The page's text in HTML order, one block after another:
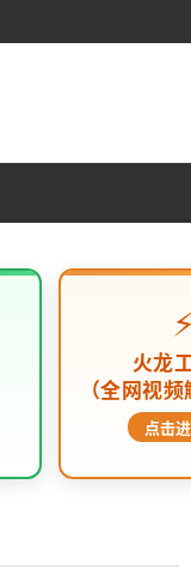
火龙
（全网视频
点击